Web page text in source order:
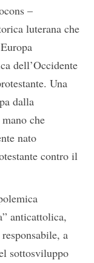
–
luterana che
dell’Occidente
Una
dalla
che
nato
contro il
anticattolica,
a
sottosviluppo